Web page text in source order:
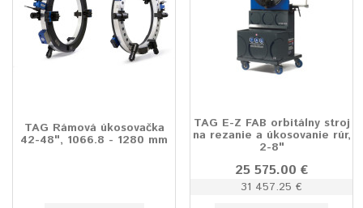
TAG Rámová úkosovačka
42-48", 1066.8 - 1280 mm
TAG E-Z FAB orbitálny stroj
na rezanie a úkosovanie rúr,
2-8"
25 575.00 €
31 457.25 €